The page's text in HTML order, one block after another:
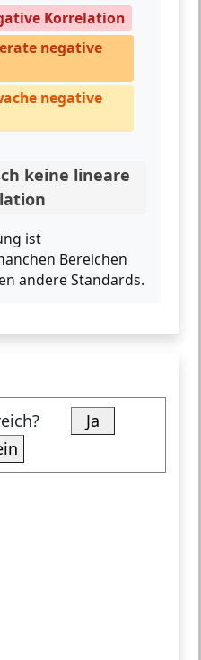
Korrelation
negative
negative
keine lineare
ist
Bereichen
andere Standards.
Ja